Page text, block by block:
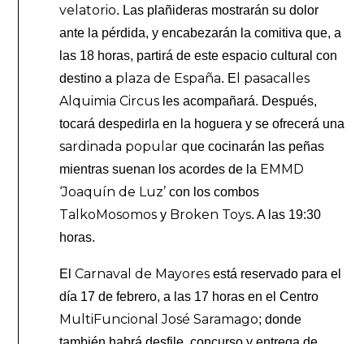
velatorio. Las plañideras mostrarán su dolor
ante la pérdida, y encabezarán la comitiva que, a
las 18 horas, partirá de este espacio cultural con
destino a plaza de España. E
l pasacalles
Alquimia Circus les acompañará. Después,
tocará despedirla en la hoguera y se ofrecerá una
sardinada popular que cocinarán las peñas
mientras suenan los acordes de la EMMD
‘Joaquín de Luz’ con los combos
TalkoMosomos y Broken Toys. A las 19:30
horas.
ElCarnaval de Mayores está reservado para el
día 17 de febrero, a las 17 horas en el Centro
MultiFuncional José Saramago; donde